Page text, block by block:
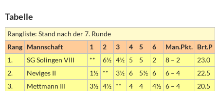
Tabelle
Rangliste: Stand nach der 7. Runde
Rang Mannschaft 1 2 3 4 5 6 Man.Pkt. Brt.P
1.
SG Solingen VIII ** 6½ 4½ 5 5 2 8 – 2
23.0
2.
Neviges II 1½ ** 3½ 6 5½ 6 6 – 4
22.5
3.
Mettmann III 3½ 4½ ** 4 4 4½ 6 – 4
20.5